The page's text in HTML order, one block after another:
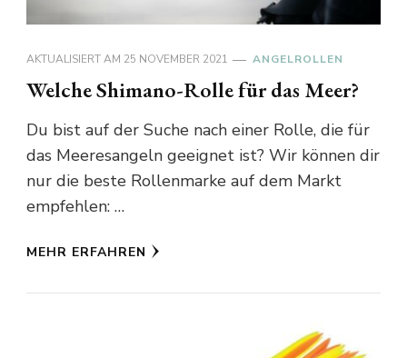
AKTUALISIERT AM 25 NOVEMBER 2021 ANGELROLLEN
Welche Shimano-Rolle für das Meer?
Du bist auf der Suche nach einer Rolle, die für
das Meeresangeln geeignet ist? Wir können dir
nur die beste Rollenmarke auf dem Markt
empfehlen: …
MEHR ERFAHREN